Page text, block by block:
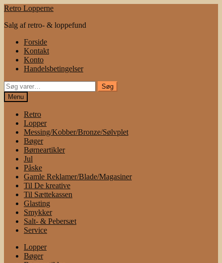
Spring
navigation
Spring
indhold
Retro Lopperne
Salg af retro- & loppefund
Forside
Kontakt
Konto
Handelsbetingelser
Søg
efter:
Søg
Menu
Retro
Lopper
Messing/Kobber/Bronze/Sølvplet
Bøger
Børneartikler
Jul
Påske
Gamle Reklamer/Blade/Magasiner
Til De kreative
Til Sættekassen
Glasting
Smykker
Salt- & Pebersæt
Service
Lopper
Bøger